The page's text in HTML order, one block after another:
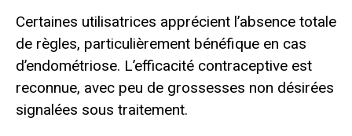
Certaines utilisatrices apprécient l’absence totale
de règles, particulièrement bénéfique en cas
d’endométriose. L’efficacité contraceptive est
reconnue, avec peu de grossesses non désirées
signalées sous traitement.